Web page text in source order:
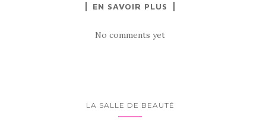
EN SAVOIR PLUS
No comments yet
LA SALLE DE BEAUTÉ